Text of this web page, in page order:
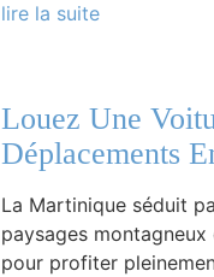
lire la suite
Louez Une
Déplacements
La Martinique séduit
paysages
pour profiter